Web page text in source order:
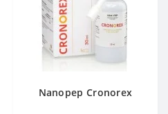
Nanopep Cronorex